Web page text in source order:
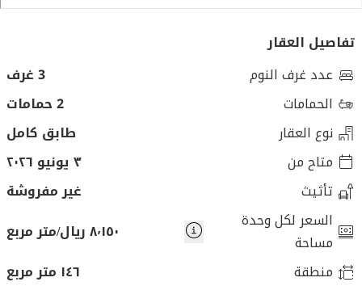
تفاصيل العقار
عدد غرف النوم
3 غرف
الحمامات
2 حمامات
نوع العقار
طابق كامل
متاح من
٣ يونيو ٢٠٢٦
تأثيث
غير مفروشة
السعر لكل وحدة
مساحة
٨٬١٥٠ ريال/متر مربع
منطقة
١٤٦ متر مربع